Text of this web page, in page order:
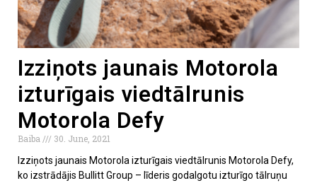
Izziņots jaunais Motorola
izturīgais viedtālrunis
Motorola Defy
Baiba
30. June, 2021
Izziņots jaunais Motorola izturīgais viedtālrunis Motorola Defy,
ko izstrādājis Bullitt Group – līderis godalgotu izturīgo tālruņu